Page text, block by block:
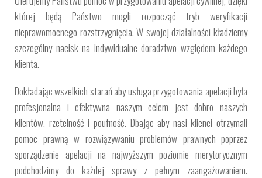
której będą Państwo mogli rozpocząć tryb weryfikacji
nieprawomocnego rozstrzygnięcia. W swojej działalności kładziemy
szczególny nacisk na indywidualne doradztwo względem każdego
klienta.
Dokładając wszelkich starań aby usługa przygotowania apelacji była
profesjonalna i efektywna naszym celem jest dobro naszych
klientów, rzetelność i poufność. Dbając aby nasi klienci otrzymali
pomoc prawną w rozwiązywaniu problemów prawnych poprzez
sporządzenie apelacji na najwyższym poziomie merytorycznym
podchodzimy do każdej sprawy z pełnym zaangażowaniem.